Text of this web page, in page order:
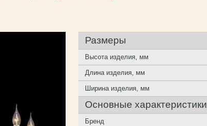
Размеры
Высота изделия, мм
Длина изделия, мм
Ширина изделия, мм
Основные характеристики
Бренд